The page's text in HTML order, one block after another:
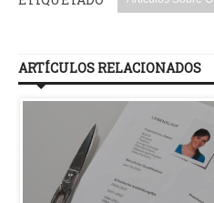
ARTÍCULOS RELACIONADOS